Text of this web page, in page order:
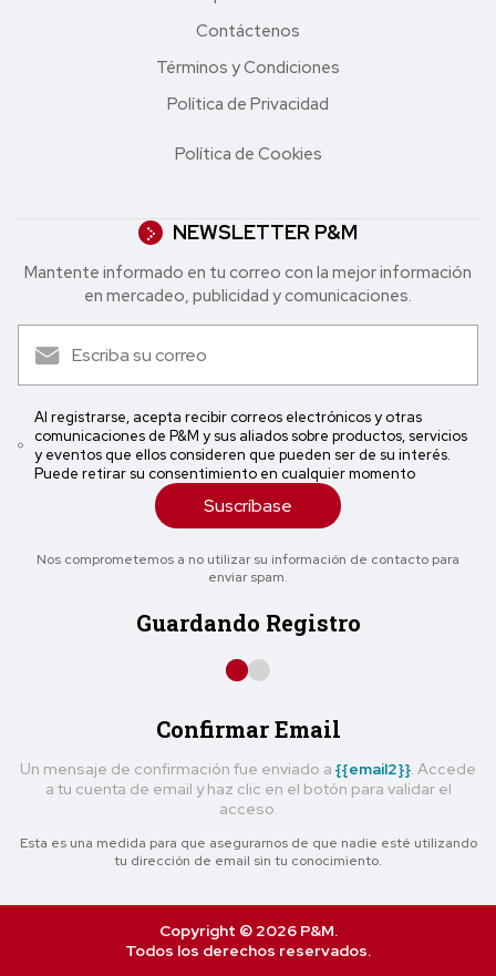
Contáctenos
Términos y Condiciones
Política de Privacidad
Política de Cookies
NEWSLETTER P&M
Mantente informado en tu correo con la mejor in formación
en mercadeo, publicidad y comunicaciones.
Al registrarse, acepta recibir correos electrónicos y otras
comunicaciones de P&M y sus aliados sobre productos, servicios
y eventos que ellos consideren que pueden ser de su interés.
Puede retirar su consentimiento en cualquier momento
Suscríbase
Nos comprometemos a no utilizar su información de contacto para
enviar spam.
Guardando Registro
Confirmar Email
Un mensaje de confirmación fue enviado a {{email2}}. Accede
a tu cuenta de email y haz clic en el botón para validar el
acceso.
Esta es una medida para que asegurarnos de que nadie esté utilizando
tu dirección de email sin tu conocimiento.
Copyright © 2026 P&M.
Todos los derechos reservados.